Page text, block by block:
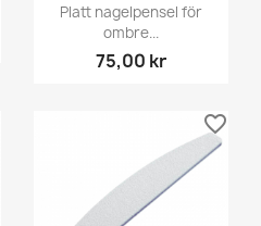
Platt nagelpensel för
ombre...
75,00 kr
favorite_border